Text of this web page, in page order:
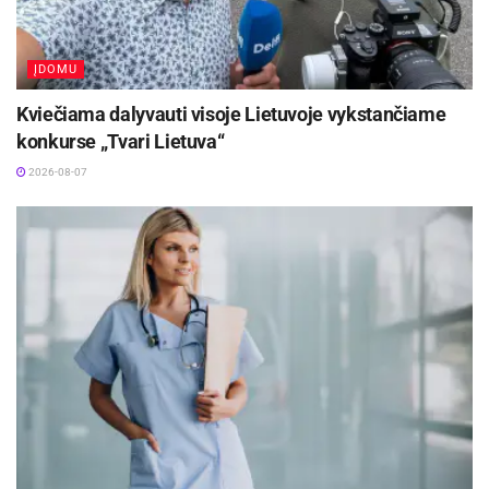
proc., palyginti su 2024 m. sausiu, kai baldų
eksporto nuosmukis dar siekė 14 proc.
naujienos
Rugsėjį nemokamai „Lietuvos draudimas“
draudžia visus Lietuvos moksleivius nuo
nelaimingų atsitikimų kelyje
2026-08-09
Europos sveikatos draudimo kortelę gali pakeisti
sertifikatas
2026-08-07
„Nagrinėdami Lietuvos baldų eksporto dinamiką
pagrindinėse rinkose, manome, kad Lietuvos
ĮDOMU
Kviečiama dalyvauti visoje Lietuvoje vykstančiame
konkurse „Tvari Lietuva“
2026-08-07